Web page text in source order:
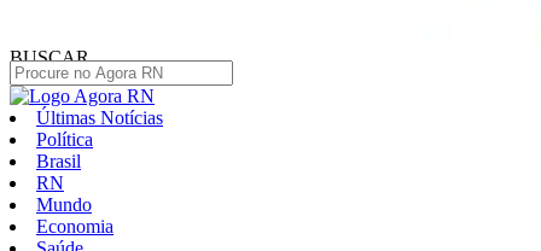
BUSCAR
Últimas Notícias
Política
Brasil
RN
Mundo
Economia